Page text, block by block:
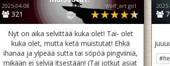
321
2025-04-08 Wolf_art girl ‎
Nyt on aika selvittää kuka olet! Tai- olet
kuka olet, mutta ketä muistutat! Ehkä
ihanaa ja ylpeää sutta tai söpöä pingviiniä,
mikään ei selviä itsestään! (Tai jotkut asiat